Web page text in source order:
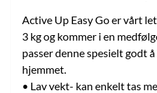
Active Up Easy Go er vårt
3 kg og kommer i en
passer denne spesielt godt
hjemmet.
• Lav vekt- kan enkelt tas